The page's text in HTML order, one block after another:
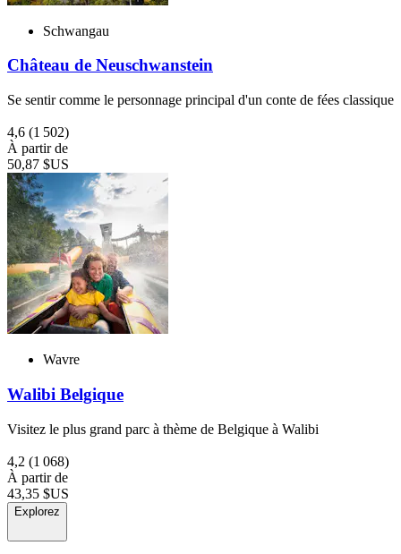
Schwangau
Château de Neuschwanstein
Se sentir comme le personnage principal d'un conte de fées classique
4,6 (1 502)
À partir de
50,87 $US
Wavre
Walibi Belgique
Visitez le plus grand parc à thème de Belgique à Walibi
4,2 (1 068)
À partir de
43,35 $US
Explorez